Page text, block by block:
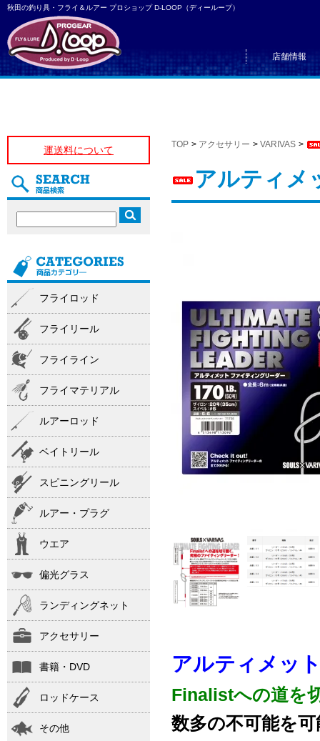
秋田の釣り具・フライ＆ルアー プロショップ D-LOOP（ディーループ）
店舗情報
TOP > アクセサリー > VARIVAS >
アルティメ
アルティメッ
Finalistへの道を
数多の不可能を
運送料について
フライロッド
フライリール
フライライン
フライマテリアル
ルアーロッド
ベイトリール
スピニングリール
ルアー・プラグ
ウエア
偏光グラス
ランディングネット
アクセサリー
書籍・DVD
ロッドケース
その他